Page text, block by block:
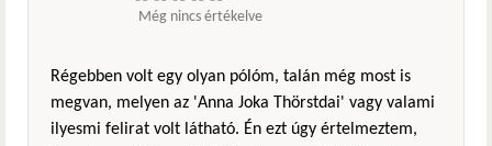
Még nincs értékelve
Régebben volt egy olyan pólóm, talán még most is
megvan, melyen az 'Anna Joka Thörstdai' vagy valami
ilyesmi felirat volt látható. Én ezt úgy értelmeztem,